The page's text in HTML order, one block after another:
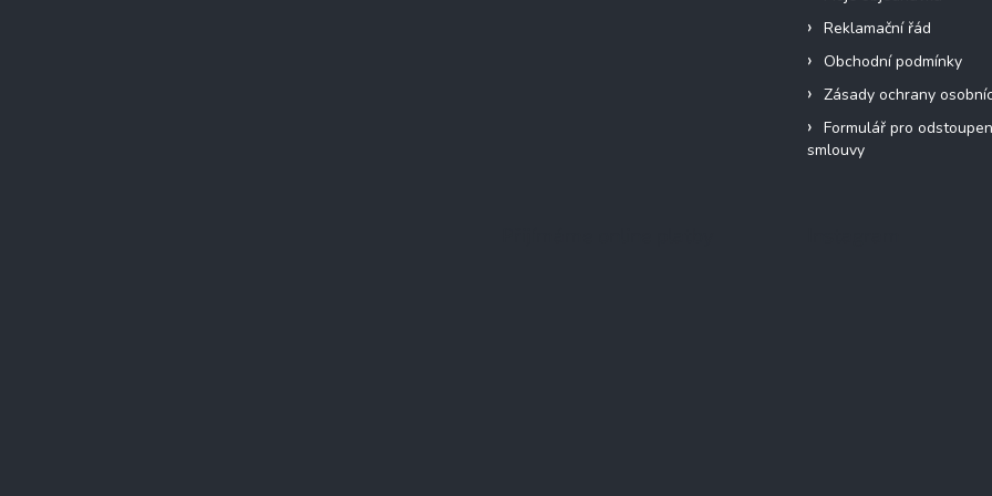
Reklamační řád
Obchodní podmínky
Zásady ochrany
Formulář pro
smlouvy